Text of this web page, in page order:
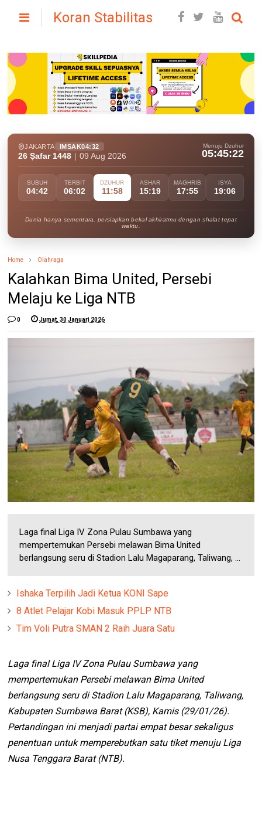
Koran Stabilitas
JAKARTA IMSAK04:32
26 Ṣafar 1448 09 Aug 2026
Menuju Dzuhur
05:45:21
SUBUH
04:42
TERBIT
06:02
DZUHUR
11:58
ASHAR
15:19
MAGHRIB
17:55
ISYA
19:06
Dunia hanya sementara, persiapkan bekal akhiratmu dengan shalat tepat
waktu.
Home Olahraga
Kalahkan Bima United, Persebi
Melaju ke Liga NTB
0 Jumat, 30 Januari 2026
Laga final Liga IV Zona Pulau Sumbawa yang
mempertemukan Persebi melawan Bima United
berlangsung seru di Stadion Lalu Magaparang, Taliwang, ...
Ishaka Terpilih Jadi Ketua KONI Sape
8 Atlet Pelajar Kobi Masuk PPLP NTB
Tim Voli Putra SMAN 2 Raih Juara Satu
Laga final Liga IV Zona Pulau Sumbawa yang
mempertemukan Persebi melawan Bima United
berlangsung seru di Stadion Lalu Magaparang, Taliwang,
Kabupaten Sumbawa Barat (KSB), Kamis (29/01/26).
Pertandingan ini menjadi partai empat besar sekaligus
penentuan untuk memperebutkan satu tiket menuju Liga
Nusa Tenggara Barat (NTB).